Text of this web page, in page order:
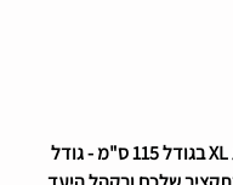
מטריות ענקיות XL בגודל 115 ס"מ - גודל